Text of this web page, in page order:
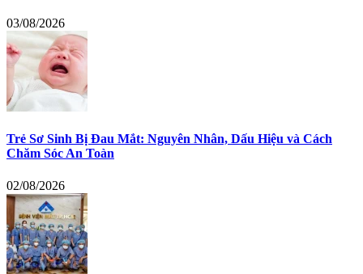
03/08/2026
Trẻ Sơ Sinh Bị Đau Mắt: Nguyên Nhân, Dấu Hiệu và Cách
Chăm Sóc An Toàn
02/08/2026